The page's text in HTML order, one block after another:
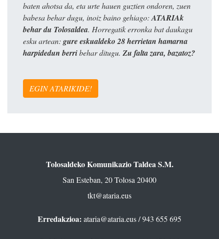
baten ahotsa da, eta urte hauen guztien ondoren, zuen
babesa behar dugu, inoiz baino gehiago:ATARIAk
behar du Tolosaldea. Horregatik erronka bat daukagu
esku artean: gure eskualdeko 28 herrietan hamarna
harpidedun berribehar ditugu. Zu falta zara, bazatoz?
EGIN ATARIKIDE!
Tolosaldeko Komunikazio Taldea S.M.
San Esteban, 20 Tolosa 20400
tkt@ataria.eus
Erredakzioa: ataria@ataria.eus/ 943 655 695